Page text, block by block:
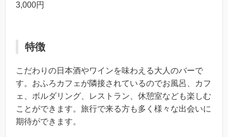
3,000円
特徴
こだわりの日本酒やワインを味わえる大人のバーで
す。おふろカフェが隣接されているのでお風呂、カフ
ェ、ボルダリング、レストラン、休憩室なども楽しむ
ことができます。旅行で来る方も多く様々な出会いに
期待ができます。